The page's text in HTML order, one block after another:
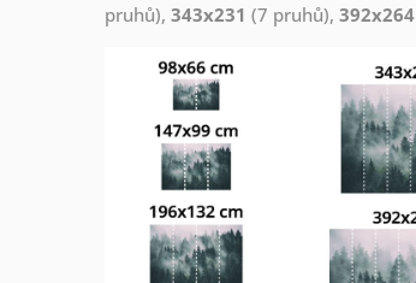
pruhů), 343x231 (7 pruhů), 392x264